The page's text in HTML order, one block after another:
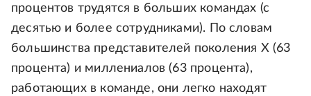
процентов трудятся в больших командах (с
десятью и более сотрудниками). По словам
большинства представителей поколения Х (63
процента) и миллениалов (63 процента),
работающих в команде, они легко находят